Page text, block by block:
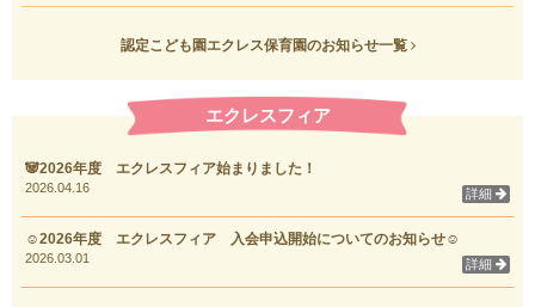
認定こども園エクレス保育園のお知らせ一覧
エクレスフィア
🐼2026年度 エクレスフィア始まりました！
2026.04.16 詳細
☺2026年度 エクレスフィア 入会申込開始についてのお知らせ☺
2026.03.01 詳細